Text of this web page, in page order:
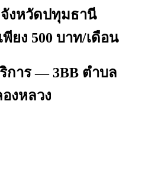
จังหวัดปทุมธานี
ยง 500 บาท/เดือน
การ — 3BB ตำบล
งหลวง